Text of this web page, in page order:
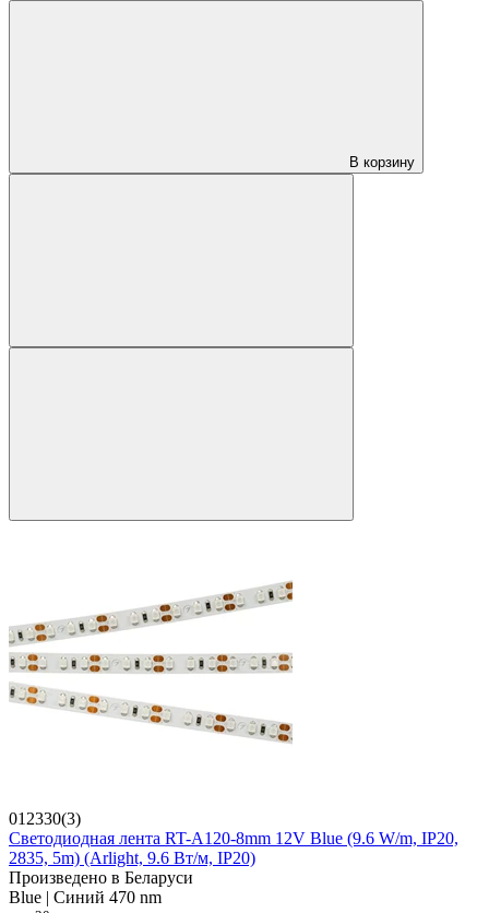
В корзину
012330(3)
Светодиодная лента RT-A120-8mm 12V Blue (9.6 W/m, IP20,
2835, 5m) (Arlight, 9.6 Вт/м, IP20)
Произведено в Беларуси
Blue | Синий 470 nm